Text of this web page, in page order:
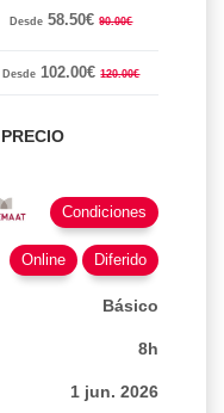
Desde 58.50€90.00€
Desde 102.00€120.00€
Condiciones
Online Diferido
Básico
8h
1 jun. 2026